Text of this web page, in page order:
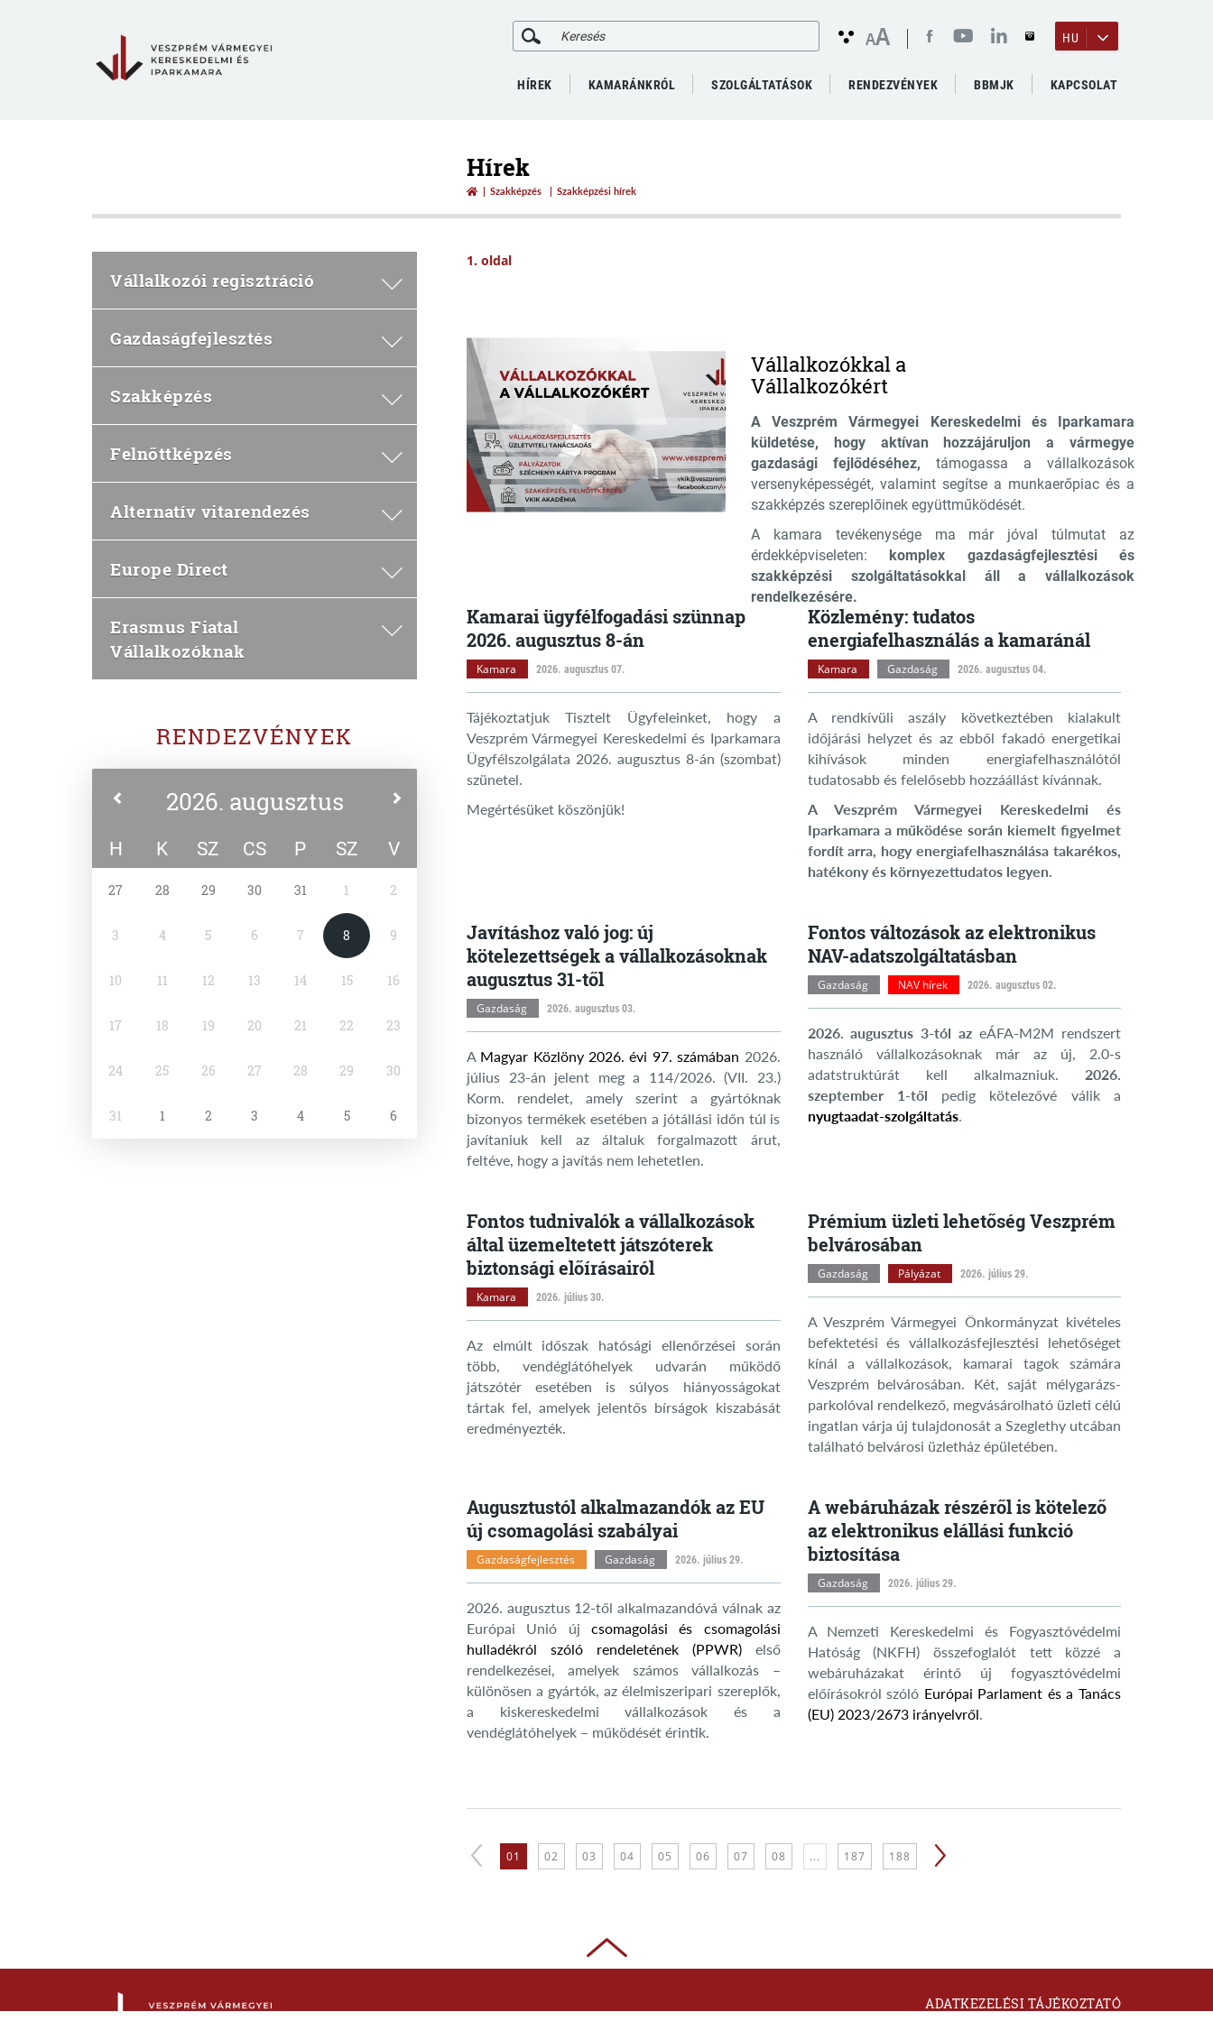
AA HU
HÍREK KAMARÁNKRÓL SZOLGÁLTATÁSOK RENDEZVÉNYEK BBMJK KAPCSOLAT
Hírek
Szakképzés Szakképzési hírek
Vállalkozói regisztráció
Gazdaságfejlesztés
Szakképzés
Felnőttképzés
Alternatív vitarendezés
Europe Direct
Erasmus Fiatal
Vállalkozóknak
RENDEZVÉNYEK
2026. augusztus
H K SZ CS P SZ V
27 28 29 30 31 1 2
3 4 5 6 7 8 9
10 11 12 13 14 15 16
17 18 19 20 21 22 23
24 25 26 27 28 29 30
31 1 2 3 4 5 6
1. oldal
Vállalkozókkal a
Vállalkozókért
A Veszprém Vármegyei Kereskedelmi és Iparkamara
küldetése, hogy aktívan hozzájáruljon a vármegye
gazdasági fejlődéséhez, támogassa a vállalkozások
versenyképességét, valamint segítse a munkaerőpiac és a
szakképzés szereplőinek együttműködését.
A kamara tevékenysége ma már jóval túlmutat az
érdekképviseleten: komplex gazdaságfejlesztési és
szakképzési szolgáltatásokkal áll a vállalkozások
rendelkezésére.
Kamarai ügyfélfogadási szünnap
2026. augusztus 8-án
Kamara 2026. augusztus 07.
Tájékoztatjuk Tisztelt Ügyfeleinket, hogy a
Veszprém Vármegyei Kereskedelmi és Iparkamara
Ügyfélszolgálata 2026. augusztus 8-án (szombat)
szünetel.
Megértésüket köszönjük!
Közlemény: tudatos
energiafelhasználás a kamaránál
Kamara Gazdaság 2026. augusztus 04.
A rendkívüli aszály következtében kialakult
időjárási helyzet és az ebből fakadó energetikai
kihívások minden energiafelhasználótól
tudatosabb és felelősebb hozzáállást kívánnak.
A Veszprém Vármegyei Kereskedelmi és
Iparkamara a működése során kiemelt figyelmet
fordít arra, hogy energiafelhasználása takarékos,
hatékony és környezettudatos legyen.
Javításhoz való jog: új
kötelezettségek a vállalkozásoknak
augusztus 31-től
Gazdaság 2026. augusztus 03.
A Magyar Közlöny 2026. évi 97. számában 2026.
július 23-án jelent meg a 114/2026. (VII. 23.)
Korm. rendelet, amely szerint a gyártóknak
bizonyos termékek esetében a jótállási időn túl is
javítaniuk kell az általuk forgalmazott árut,
feltéve, hogy a javítás nem lehetetlen.
Fontos változások az elektronikus
NAV-adatszolgáltatásban
Gazdaság NAV hírek 2026. augusztus 02.
2026. augusztus 3-tól azeÁFA-M2M rendszert
használó vállalkozásoknak már az új, 2.0-s
adatstruktúrát kell alkalmazniuk. 2026.
szeptember 1-től pedig kötelezővé válik a
nyugtaadat-szolgáltatás.
Fontos tudnivalók a vállalkozások
által üzemeltetett játszóterek
biztonsági előírásairól
Kamara 2026. július 30.
Az elmúlt időszak hatósági ellenőrzései során
több, vendéglátóhelyek udvarán működő
játszótér esetében is súlyos hiányosságokat
tártak fel, amelyek jelentős bírságok kiszabását
eredményezték.
Prémium üzleti lehetőség Veszprém
belvárosában
Gazdaság Pályázat 2026. július 29.
A Veszprém Vármegyei Önkormányzat kivételes
befektetési és vállalkozásfejlesztési lehetőséget
kínál a vállalkozások, kamarai tagok számára
Veszprém belvárosában. Két, saját mélygarázs-
parkolóval rendelkező, megvásárolható üzleti célú
ingatlan várja új tulajdonosát a Szeglethy utcában
található belvárosi üzletház épületében.
Augusztustól alkalmazandók az EU
új csomagolási szabályai
Gazdaságfejlesztés Gazdaság 2026. július 29.
2026. augusztus 12-től alkalmazandóvá válnak az
Európai Unió új csomagolási és csomagolási
hulladékról szóló rendeletének (PPWR)első
rendelkezései, amelyek számos vállalkozás –
különösen a gyártók, az élelmiszeripari szereplők,
a kiskereskedelmi vállalkozások és a
vendéglátóhelyek – működését érintik.
A webáruházak részéről is kötelező
az elektronikus elállási funkció
biztosítása
Gazdaság 2026. július 29.
A Nemzeti Kereskedelmi és Fogyasztóvédelmi
Hatóság (NKFH) összefoglalót tett közzé a
webáruházakat érintő új fogyasztóvédelmi
előírásokról szóló Európai Parlament és a Tanács
(EU) 2023/2673 irányelvről.
01 02 03 04 05 06 07 08 ... 187 188
ADATKEZELÉSI TÁJÉKOZTATÓ